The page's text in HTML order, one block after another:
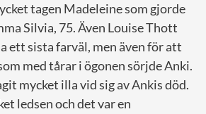
tagen Madeleine som gjorde
Silvia, 75. Även Louise Thott
ett sista farväl, men även för att
med tårar i ögonen sörjde Anki.
mycket illa vid sig av Ankis död.
ledsen och det var en